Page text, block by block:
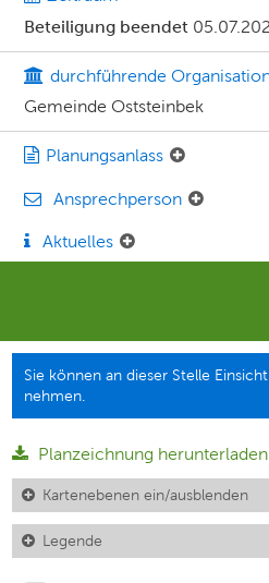
Beteiligung beendet
durchführende
Gemeinde Oststeinbek
Planungsanlass
Ansprechperson
Aktuelles
Sie können an dieser Stelle
nehmen.
Planzeichnung herunterladen
Kartenebenen ein/ausblenden
Legende